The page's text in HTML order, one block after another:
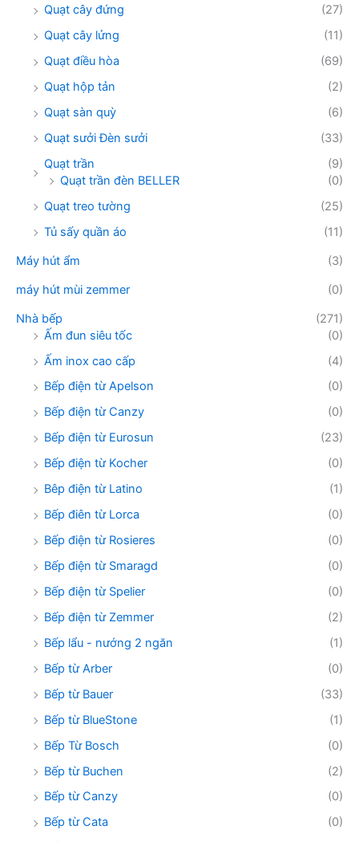
Quạt cây đứng
(27)
Quạt cây lửng
(11)
Quạt điều hòa
(69)
Quạt hộp tản
(2)
Quạt sàn quỳ
(6)
Quạt sưởi Đèn sưởi
(33)
Quạt trần
(9)
Quạt trần đèn BELLER
(0)
Quạt treo tường
(25)
Tủ sấy quần áo
(11)
Máy hút ẩm
(3)
máy hút mùi zemmer
(0)
Nhà bếp
(271)
Ấm đun siêu tốc
(0)
Ấm inox cao cấp
(4)
Bếp điện từ Apelson
(0)
Bếp điện từ Canzy
(0)
Bếp điện từ Eurosun
(23)
Bếp điện từ Kocher
(0)
Bêp điện từ Latino
(1)
Bếp điên từ Lorca
(0)
Bếp điện từ Rosieres
(0)
Bếp điện từ Smaragd
(0)
Bếp điện từ Spelier
(0)
Bếp điện từ Zemmer
(2)
Bếp lẩu - nướng 2 ngăn
(1)
Bếp từ Arber
(0)
Bếp từ Bauer
(33)
Bếp từ BlueStone
(1)
Bếp Từ Bosch
(0)
Bếp từ Buchen
(2)
Bếp từ Canzy
(0)
Bếp từ Cata
(0)